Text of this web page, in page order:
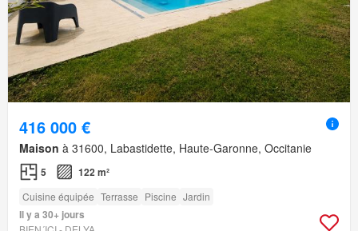
416 000 €
Maison à 31600, Labastidette, Haute-Garonne, Occitanie
5 122 m²
Cuisine équipée Terrasse Piscine Jardin
Il y a 30+ jours